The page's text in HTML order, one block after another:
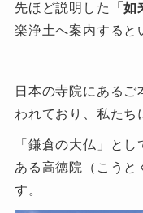
先ほど説明した 「
楽浄土へ案内すると
日本の寺院にある
われており、私たち
「鎌倉の大仏」と
ある高徳院（こうと
す。